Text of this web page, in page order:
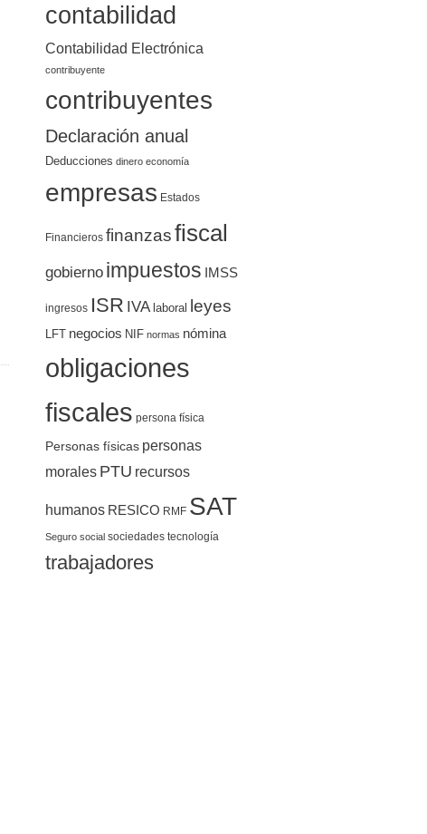
contabilidad
Contabilidad Electrónica
contribuyente
contribuyentes
Declaración anual
Deducciones dinero economía
empresas Estados
Financieros finanzasfiscal
gobierno impuestos IMSS
ingresos ISR IVA laboral leyes
LFT negocios NIF normas nómina
obligaciones
fiscales persona física
Personas físicas personas
morales PTU recursos
humanos RESICO RMF SAT
Seguro social sociedades tecnología
trabajadores